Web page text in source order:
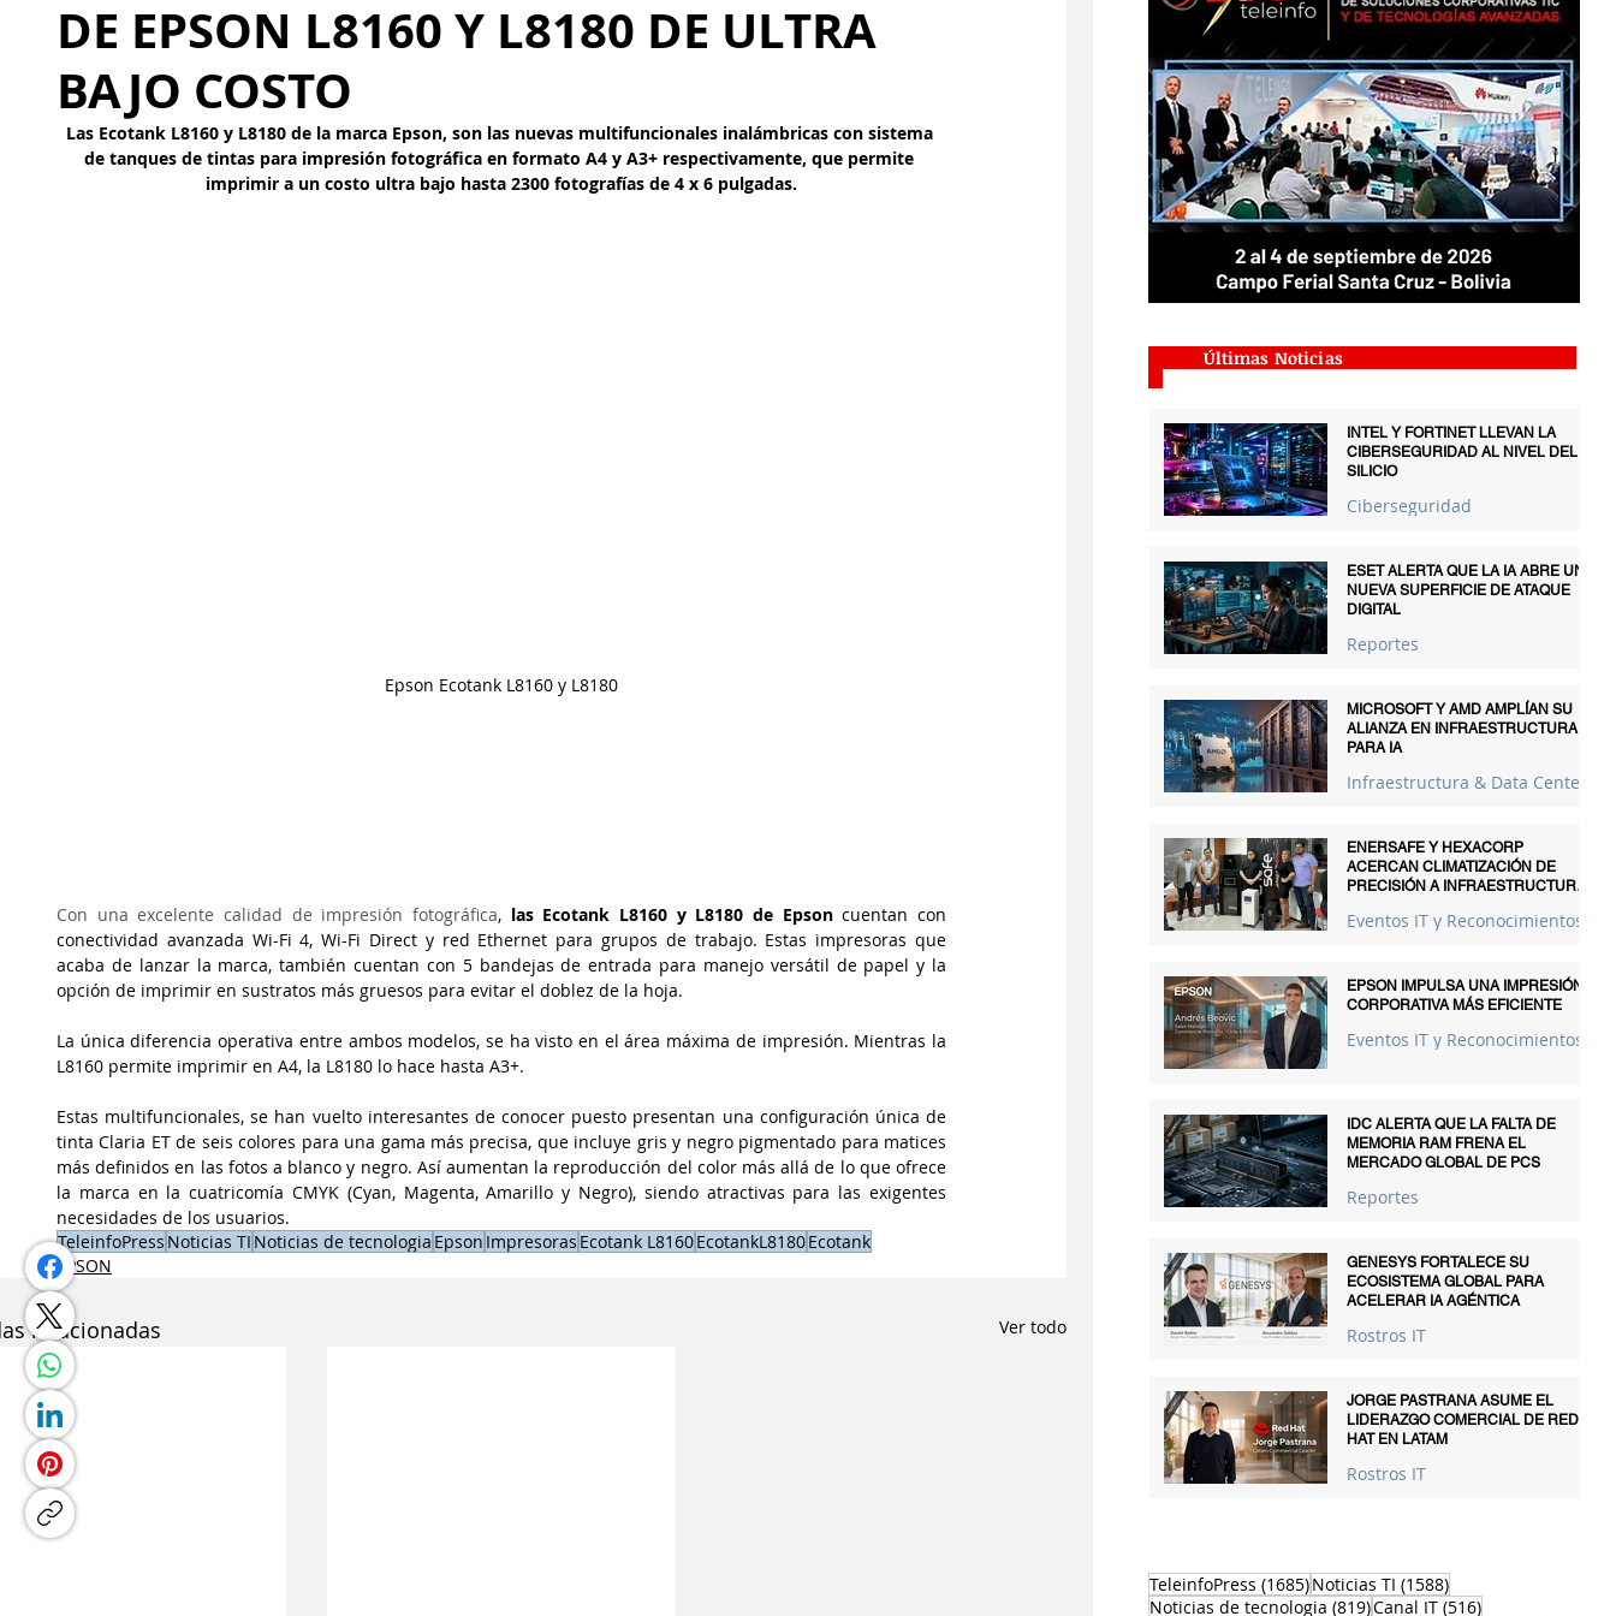
DE EPSON L8160 Y L8180 DE ULTRA
BAJO COSTO
Las Ecotank L8160 y L8180 de la marca Epson, son las nuevas multifuncionales inalámbricas con sistema
de tanques de tintas para impresión fotográfica en formato A4 y A3+ respectivamente, que permite
imprimir a un costo ultra bajo hasta 2300 fotografías de 4 x 6 pulgadas.
Epson Ecotank L8160 y L8180
Con una excelente calidad de impresión fotográfica, las Ecotank L8160 y L8180 de Epson cuentan con
conectividad avanzada Wi-Fi 4, Wi-Fi Direct y red Ethernet para grupos de trabajo. Estas impresoras que
acaba de lanzar la marca, también cuentan con 5 bandejas de entrada para manejo versátil de papel y la
opción de imprimir en sustratos más gruesos para evitar el doblez de la hoja.
La única diferencia operativa entre ambos modelos, se ha visto en el área máxima de impresión. Mientras la
L8160 permite imprimir en A4, la L8180 lo hace hasta A3+.
Estas multifuncionales, se han vuelto interesantes de conocer puesto presentan una configuración única de
tinta Claria ET de seis colores para una gama más precisa, que incluye gris y negro pigmentado para matices
más definidos en las fotos a blanco y negro. Así aumentan la reproducción del color más allá de lo que ofrece
la marca en la cuatricomía CMYK (Cyan, Magenta, Amarillo y Negro), siendo atractivas para las exigentes
necesidades de los usuarios.
TeleinfoPress Noticias TI Noticias de tecnologia Epson Impresoras Ecotank L8160EcotankL8180Ecotank
EPSON
relacionadas Ver todo
Últimas Noticias
INTEL Y FORTINET LLEVAN LA
CIBERSEGURIDAD AL NIVEL DEL
SILICIO
Ciberseguridad
ESET ALERTA QUE LA IA ABRE UNA
NUEVA SUPERFICIE DE ATAQUE
DIGITAL
Reportes
MICROSOFT Y AMD AMPLÍAN SU
ALIANZA EN INFRAESTRUCTURA
PARA IA
Infraestructura & Data Centers
ENERSAFE Y HEXACORP
ACERCAN CLIMATIZACIÓN DE
PRECISIÓN A INFRAESTRUCTURAS
Eventos IT y Reconocimientos
EPSON IMPULSA UNA IMPRESIÓN
CORPORATIVA MÁS EFICIENTE
Eventos IT y Reconocimientos
IDC ALERTA QUE LA FALTA DE
MEMORIA RAM FRENA EL
MERCADO GLOBAL DE PCS
Reportes
GENESYS FORTALECE SU
ECOSISTEMA GLOBAL PARA
ACELERAR IA AGÉNTICA
Rostros IT
JORGE PASTRANA ASUME EL
LIDERAZGO COMERCIAL DE RED
HAT EN LATAM
Rostros IT
TeleinfoPress (1685)1685 entradas
Noticias TI (1588)1588 entradas
Noticias de tecnologia (819)819 entradas
Canal IT (516)516 entradas